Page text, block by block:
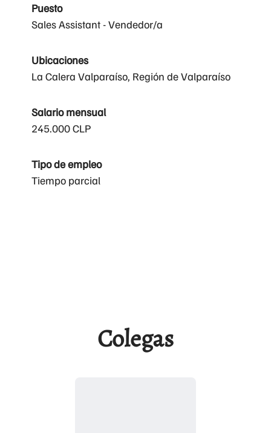
Puesto
Sales Assistant - Vendedor/a
Ubicaciones
La Calera Valparaíso, Región de Valparaíso
Salario mensual
245.000 CLP
Tipo de empleo
Tiempo parcial
Colegas